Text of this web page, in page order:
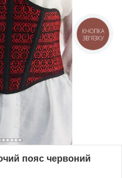
пояс червоний
КНОПКА
ЗВ'ЯЗКУ